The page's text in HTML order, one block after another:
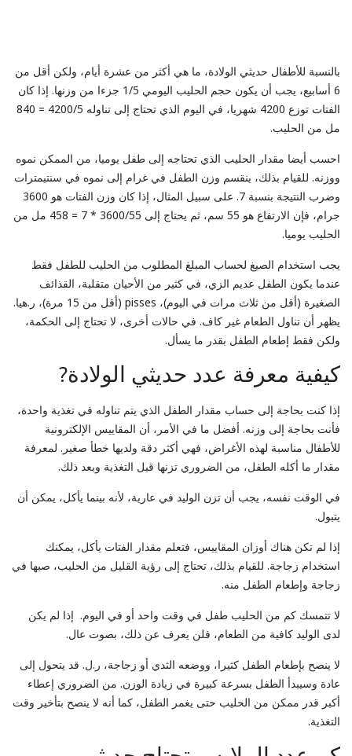
بالنسبة للأطفال حديثي الولادة، ما هي أكثر من عشرة أيام، ولكن أقل من
6 أسابيع، يجب أن يكون حجم الحليب اليومي 1/5 جزءا من وزنها. إذا كان
الفتات توزع 4200 شهريا، في اليوم الذي تحتاج إلى تناوله 4200/5 = 840
مل من الحليب.
احسب أيضا مقدار الحليب الذي تحتاجه إلى طفل يوميا، من الممكن نموه
ووزنه. للقيام بذلك، ينقسم وزن الطفل في غرام إلى نموه في سنتيمترات
وضرب النتيجة بنسبة 7. على سبيل المثال، إذا كان وزن الفتات هو 3600
جرام، فإن الارتفاع هو 55 سم، ثم يحتاج إلى 3600/55 * 7 = 458 مل من
الحليب يوميا.
يجب استخدام الصيغ لحساب المبلغ المطلوب من الحليب للطفل فقط
عندما يكون الطفل عديم الزي، في كثير من الأحيان متقلبة، القذائف
الصغيرة (أقل من ثلاث مرات في اليوم)، pisses (أقل من 15 مرة)، ر.هيا.
يظهر أن تناول الطعام غير كاف. في حالات أخرى، لا تحتاج إلى الحكمة،
ولكن فقط إطعام الطفل بقدر ما يسأل.
كيفية معرفة عدد حديثي الولادة?
إذا كنت بحاجة إلى حساب مقدار الطفل الذي يتم تناوله في تغذية واحدة،
فأنت بحاجة إلى وزنه. أفضل ما في الأمر، أن المقاييس الإلكترونية
للأطفال مناسبة لهذه الأغراض، فهي أكثر دقة ولديها خطأ صغير. لمعرفة
مقدار ما أكله الطفل، من الضروري تزنها قبل التغذية وبعد ذلك.
في الوقت نفسه، يجب أن تزن الوليد في عارية، لأنه بينما يأكل، يمكن أن
يتبول.
إذا لم تكن هناك أوزان المقاييس، فتعلم مقدار الفتات يأكل، يمكنك
استخدام زجاجة. للقيام بذلك، تحتاج إلى رؤية القليل من الحليب، صبها في
زجاجة وإطعام الطفل منه.
لا تتمسك كم من الحليب طفل في وقت واحد أو في اليوم. إذا لم يكن
لدى الوليد كافية من الطعام، فلن يعرف عن ذلك، بصوت عال.
لا ينصح بإطعام الطفل كثيرا، ووضعه الثدي أو زجاجة، ر.ل. قد يتحول إلى
عادة وسيبدأ الطفل بسرعة كبيرة في زيادة الوزن. من الضروري إعطاء
أكبر قدر ممكن من الحليب حتى يغمر الطفل، كما أنه لا ينصح بتأخير وقت
التغذية.